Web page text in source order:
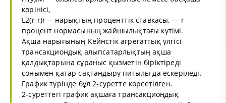
көрінісі,
L2(r-r)r —нарықтың проценттік ставкасы, — r
процент нормасының жайшылықтағы күтімі.
Ақша нарығының Кейнстік агрегаттық үлгісі
трансакциондық алыпсатарлықтың ақша
қалдықтарына сұраныс қызметін біріктіреді
сонымен қатар сақтандыру пиғылы да ескеріледі.
График түрінде бұл 2-суретте көрсетілген.
2-суреттегі график ақшаға трансакциоңдық